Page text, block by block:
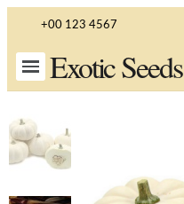
+00 123 4567
Exotic Seeds